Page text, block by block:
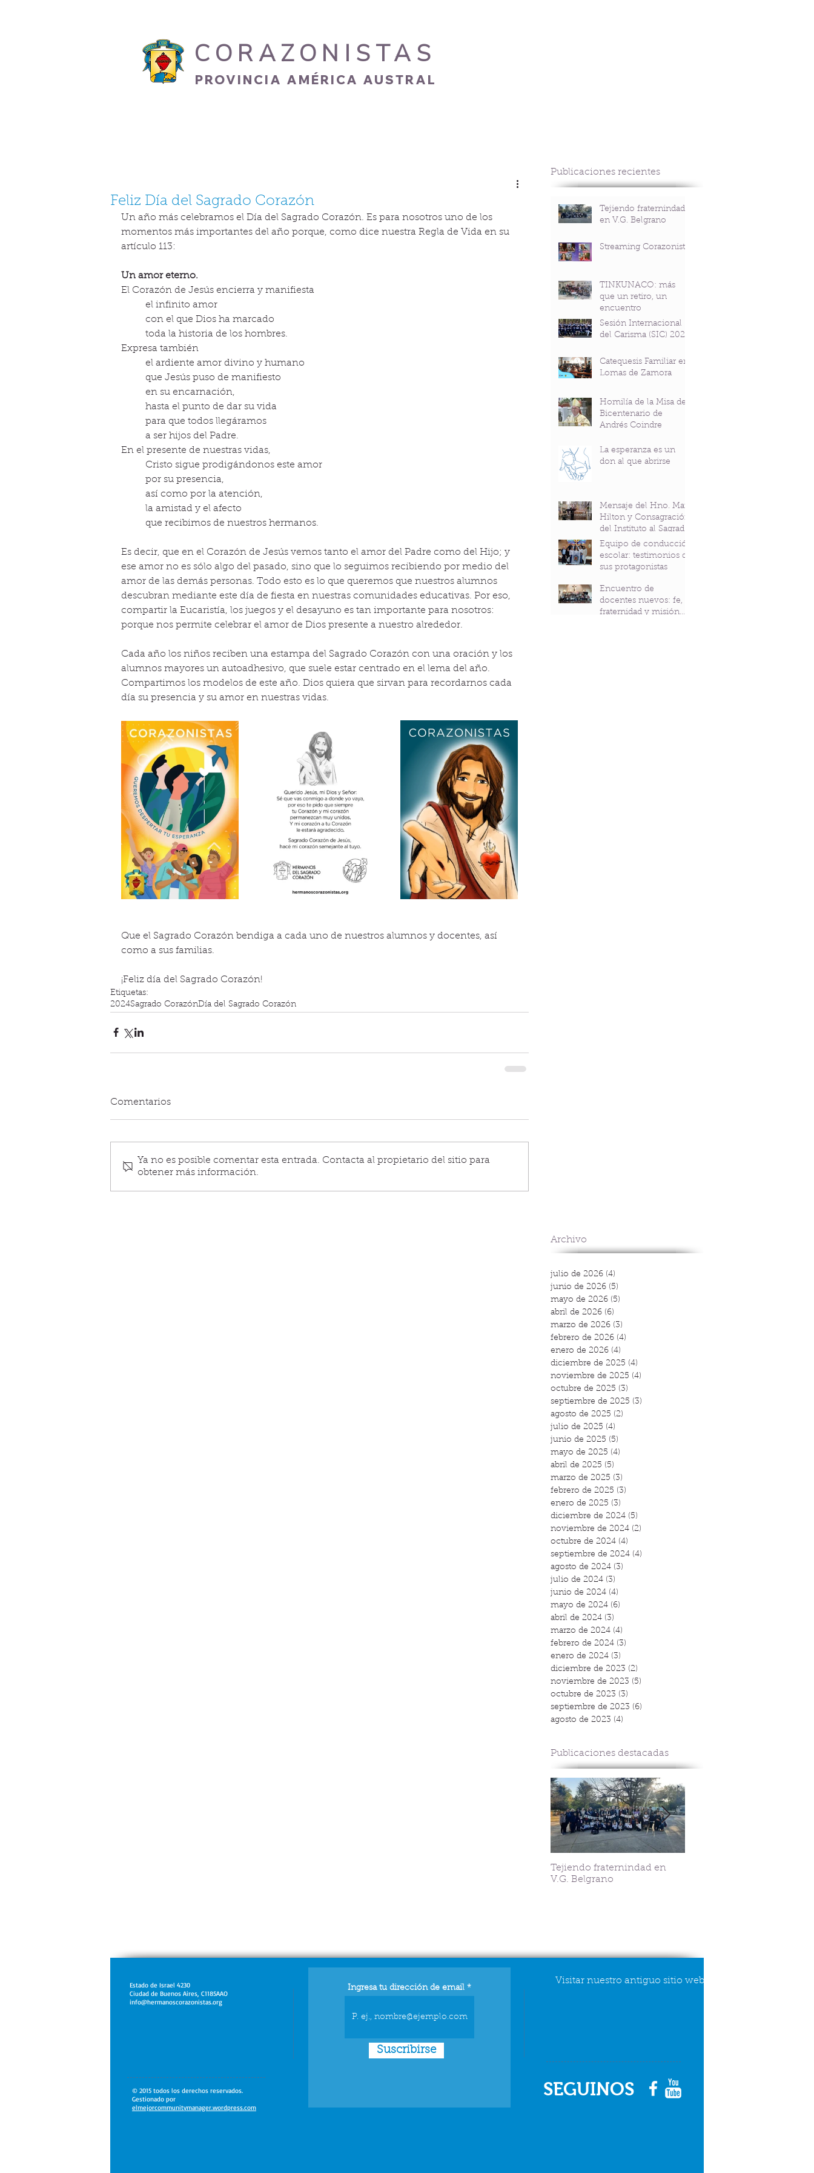
CORAZONISTAS
PROVINCIA AMÉRICA AUSTRAL
Feliz Día del Sagrado Corazón
Un año más celebramos el Día del Sagrado Corazón. Es para nosotros uno de los
momentos más importantes del año porque, como dice nuestra Regla de Vida en su
artículo 113:
Un amor eterno.
El Corazón de Jesús encierra y manifiesta
el infinito amor
con el que Dios ha marcado
toda la historia de los hombres.
Expresa también
el ardiente amor divino y humano
que Jesús puso de manifiesto
en su encarnación,
hasta el punto de dar su vida
para que todos llegáramos
a ser hijos del Padre.
En el presente de nuestras vidas,
Cristo sigue prodigándonos este amor
por su presencia,
así como por la atención,
la amistad y el afecto
que recibimos de nuestros hermanos.
Es decir, que en el Corazón de Jesús vemos tanto el amor del Padre como del Hijo; y
ese amor no es sólo algo del pasado, sino que lo seguimos recibiendo por medio del
amor de las demás personas. Todo esto es lo que queremos que nuestros alumnos
descubran mediante este día de fiesta en nuestras comunidades educativas. Por eso,
compartir la Eucaristía, los juegos y el desayuno es tan importante para nosotros:
porque nos permite celebrar el amor de Dios presente a nuestro alrededor.
Cada año los niños reciben una estampa del Sagrado Corazón con una oración y los
alumnos mayores un autoadhesivo, que suele estar centrado en el lema del año.
Compartimos los modelos de este año. Dios quiera que sirvan para recordarnos cada
día su presencia y su amor en nuestras vidas.
Que el Sagrado Corazón bendiga a cada uno de nuestros alumnos y docentes, así
como a sus familias.
¡Feliz día del Sagrado Corazón!
Etiquetas:
2024Sagrado CorazónDía del Sagrado Corazón
Comentarios
Ya no es posible comentar esta entrada. Contacta al propietario del sitio para
obtener más información.
Publicaciones recientes
Tejiendo fraternindad
en V.G. Belgrano
Streaming Corazonista
TINKUNACO: más
que un retiro, un
encuentro
Sesión Internacional
del Carisma (SIC) 2026
Catequesis Familiar en
Lomas de Zamora
Homilía de la Misa del
Bicentenario de
Andrés Coindre
La esperanza es un
don al que abrirse
Mensaje del Hno. Mark
Hilton y Consagración
del Instituto al Sagrado
Corazón en el
Bicentenario del P.
Andrés Coindre
Equipo de conducción
escolar: testimonios de
sus protagonistas
Encuentro de
docentes nuevos: fe,
fraternidad y misión
Archivo
julio de 2026 (4)
junio de 2026 (5)
mayo de 2026 (5)
abril de 2026 (6)
marzo de 2026 (3)
febrero de 2026 (4)
enero de 2026 (4)
diciembre de 2025 (4)
noviembre de 2025 (4)
octubre de 2025 (3)
septiembre de 2025 (3)
agosto de 2025 (2)
julio de 2025 (4)
junio de 2025 (5)
mayo de 2025 (4)
abril de 2025 (5)
marzo de 2025 (3)
febrero de 2025 (3)
enero de 2025 (3)
diciembre de 2024 (5)
noviembre de 2024 (2)
octubre de 2024 (4)
septiembre de 2024 (4)
agosto de 2024 (3)
julio de 2024 (3)
junio de 2024 (4)
mayo de 2024 (6)
abril de 2024 (3)
marzo de 2024 (4)
febrero de 2024 (3)
enero de 2024 (3)
diciembre de 2023 (2)
noviembre de 2023 (5)
octubre de 2023 (3)
septiembre de 2023 (6)
agosto de 2023 (4)
Publicaciones destacadas
Tejiendo fraternindad en
V.G. Belgrano
Estado de Israel 4230
Ciudad de Buenos Aires, C1185AAO
info@hermanoscorazonistas.org
© 2015 todos los derechos reservados.
Gestionado por
elmejorcommunitymanager.wordpress.com
Ingresa tu dirección de email
Suscribirse
Visitar nuestro antiguo sitio web
SEGUINOS